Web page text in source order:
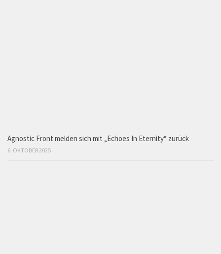
Agnostic Front melden sich mit „Echoes In Eternity“ zurück
6. OKTOBER 2025